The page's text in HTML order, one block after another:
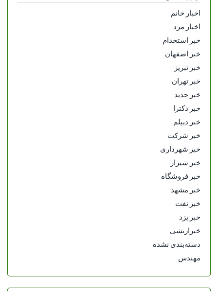
اخبار خانم
اخبار مرد
خبر استخدام
خبر اصفهان
خبر تبریز
خبر تهران
خبر جدید
خبر دکترا
خبر دیپلم
خبر شرکت
خبر شهرداری
خبر شیراز
خبر فروشگاه
خبر مشهد
خبر نفت
خبر یزد
خبرارتشی
دسته‌بندی نشده
مهندس